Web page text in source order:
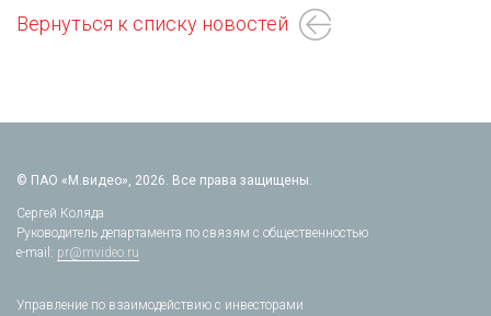
Вернуться к списку новостей
© ПАО «М.видео», 2026. Все права защищены.
Сергей Коляда
Руководитель департамента по связям с общественностью
e-mail: pr@mvideo.ru
Управление по взаимодействию с инвесторами